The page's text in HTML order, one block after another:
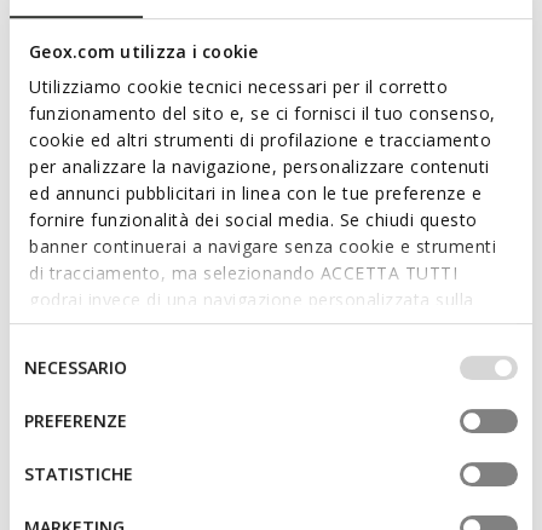
Geox.com utilizza i cookie
Utilizziamo cookie tecnici necessari per il corretto
funzionamento del sito e, se ci fornisci il tuo consenso,
cookie ed altri strumenti di profilazione e tracciamento
per analizzare la navigazione, personalizzare contenuti
ed annunci pubblicitari in linea con le tue preferenze e
fornire funzionalità dei social media. Se chiudi questo
banner continuerai a navigare senza cookie e strumenti
di tracciamento, ma selezionando ACCETTA TUTTI
godrai invece di una navigazione personalizzata sulla
base dei tuoi gusti ed interessi. Selezionando
IMPOSTAZIONI potrai anche scegliere quali cookies ed
altri strumenti di tracciamento autorizzare. Per maggiori
informazioni o per modificare in qualsiasi momento le
tue impostazioni, visita la nostra
consenso
NECESSARIO
PREFERENZE
STATISTICHE
Ponyfell gefertigt, ist er in einer Variante erhältlich, die
Schwarz und Cognacfarben kombiniert. Bequem und
atmungsaktiv, vereint Noemen traditionelle Linienführung und
raffinierte Details.
PRODUKTCODE: D680XA038QSC9209
Mehr anzeigen
Eigenschaften
Schnelles und einfaches Anziehen
Absatzhöhe: 2 cm / 0,8"